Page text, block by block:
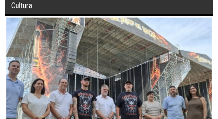
Cultura